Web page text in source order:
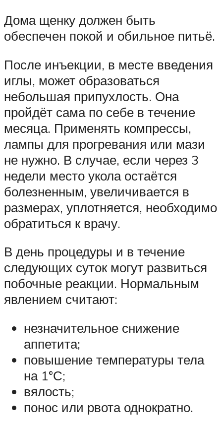
Дома щенку должен быть
обеспечен покой и обильное питьё.
После инъекции, в месте введения
иглы, может образоваться
небольшая припухлость. Она
пройдёт сама по себе в течение
месяца. Применять компрессы,
лампы для прогревания или мази
не нужно. В случае, если через 3
недели место укола остаётся
болезненным, увеличивается в
размерах, уплотняется, необходимо
обратиться к врачу.
В день процедуры и в течение
следующих суток могут развиться
побочные реакции. Нормальным
явлением считают:
незначительное снижение
аппетита;
повышение температуры тела
на 1°С;
вялость;
понос или рвота однократно.